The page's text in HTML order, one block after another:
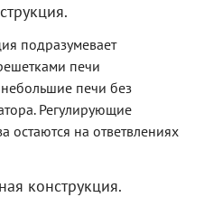
подразумевает
печи
печи без
Регулирующие
остаются на ответвлениях
конструкция.